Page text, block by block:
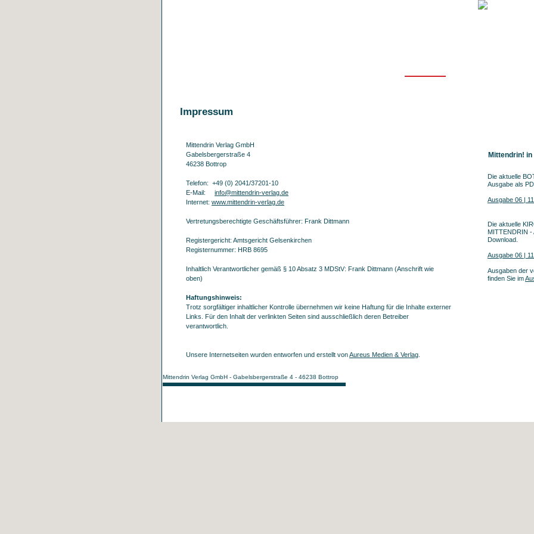
Impressum
Mittendrin Verlag GmbH
Gabelsbergerstraße 4
46238 Bottrop
Telefon: +49 (0) 2041/37201-10
E-Mail: info@mittendrin-verlag.de
Internet: www.mittendrin-verlag.de
Vertretungsberechtigte Geschäftsführer: Frank Dittmann
Registergericht: Amtsgericht Gelsenkirchen
Registernummer: HRB 8695
Inhaltlich Verantwortlicher gemäß § 10 Absatz 3 MDStV: Frank Dittmann (Anschrift wie
oben)
Haftungshinweis:
Trotz sorgfältiger inhaltlicher Kontrolle übernehmen wir keine Haftung für die Inhalte externer
Links. Für den Inhalt der verlinkten Seiten sind ausschließlich deren Betreiber
verantwortlich.
Unsere Internetseiten wurden entworfen und erstellt vonAureus Medien & Verlag
Mittendrin!
Die aktuelle
Ausgabe als
Ausgabe 06 |
Die aktuelle
MITTENDRIN -
Download.
Ausgabe 06 |
Ausgaben der
finden Sie im
Mittendrin Verlag GmbH - Gabelsbergerstraße 4 - 46238 Bottrop